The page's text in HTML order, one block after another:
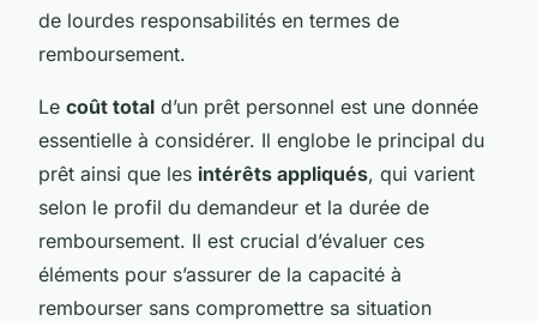
de lourdes responsabilités en termes de
remboursement.
Le coût total d’un prêt personnel est une donnée
essentielle à considérer. Il englobe le principal du
prêt ainsi que les intérêts appliqués, qui varient
selon le profil du demandeur et la durée de
remboursement. Il est crucial d’évaluer ces
éléments pour s’assurer de la capacité à
rembourser sans compromettre sa situation